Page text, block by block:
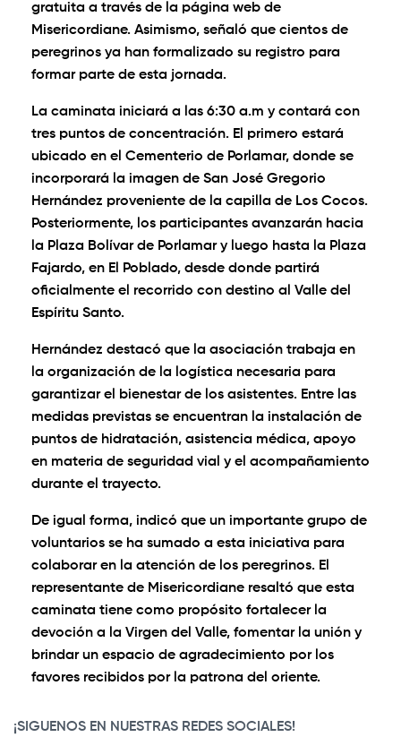
gratuita a través de la página web de
Misericordiane. Asimismo, señaló que cientos de
peregrinos ya han formalizado su registro para
formar parte de esta jornada.
La caminata iniciará a las 6:30 a.m y contará con
tres puntos de concentración. El primero estará
ubicado en el Cementerio de Porlamar, donde se
incorporará la imagen de San José Gregorio
Hernández proveniente de la capilla de Los Cocos.
Posteriormente, los participantes avanzarán hacia
la Plaza Bolívar de Porlamar y luego hasta la Plaza
Fajardo, en El Poblado, desde donde partirá
oficialmente el recorrido con destino al Valle del
Espíritu Santo.
Hernández destacó que la asociación trabaja en
la organización de la logística necesaria para
garantizar el bienestar de los asistentes. Entre las
medidas previstas se encuentran la instalación de
puntos de hidratación, asistencia médica, apoyo
en materia de seguridad vial y el acompañamiento
durante el trayecto.
De igual forma, indicó que un importante grupo de
voluntarios se ha sumado a esta iniciativa para
colaborar en la atención de los peregrinos. El
representante de Misericordiane resaltó que esta
caminata tiene como propósito fortalecer la
devoción a la Virgen del Valle, fomentar la unión y
brindar un espacio de agradecimiento por los
favores recibidos por la patrona del oriente.
¡SIGUENOS EN NUESTRAS REDES SOCIALES!